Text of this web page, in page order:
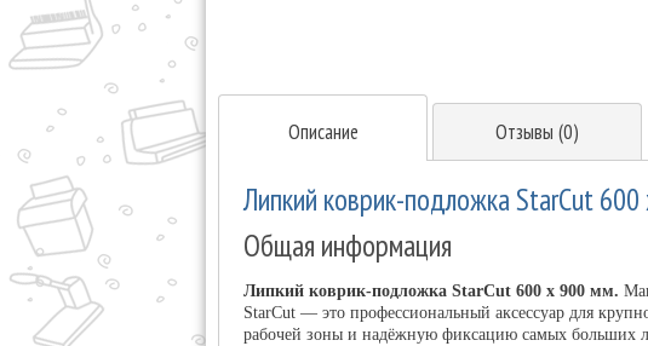
Описание Отзывы (0)
Липкий коврик-подложка StarCut
Общая информация
Липкий коврик-подложка StarCut 600 x 900 мм.
StarCut — это профессиональный аксессуар для
рабочей зоны и надёжную фиксацию самых больших